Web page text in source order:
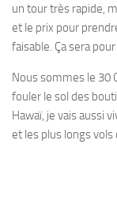
un tour très rapide,
et le prix pour
faisable. Ça sera
Nous sommes le 30
fouler le sol des
Hawaï, je vais aussi
et les plus longs vols